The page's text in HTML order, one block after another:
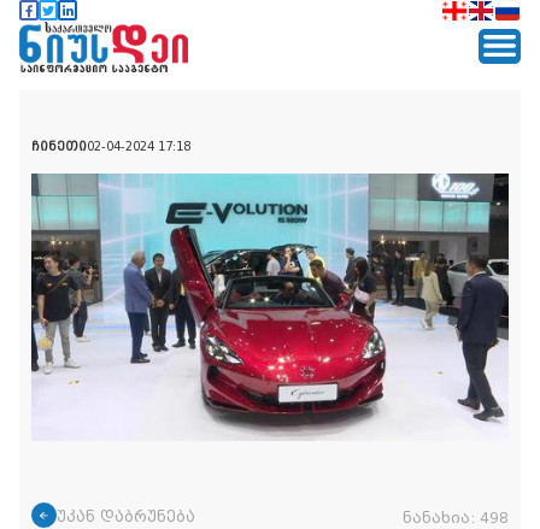
ჩინეთი02-04-2024 17:18
უკან დაბრუნება ნანახია: 498